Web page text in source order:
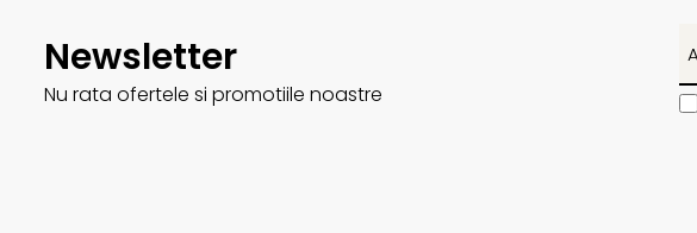
Newsletter
Nu rata ofertele si promotiile noastre